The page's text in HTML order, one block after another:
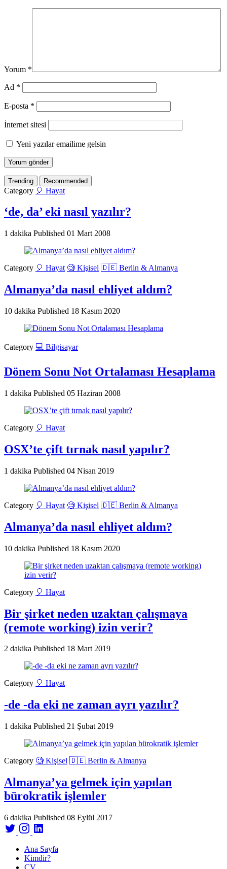
Yorum *
Ad *
E-posta *
İnternet sitesi
Yeni yazılar emailime gelsin
Trending Recommended
Category 🎈 Hayat
‘de, da’ eki nasıl yazılır?
1 dakika Published 01 Mart 2008
Category 🎈 Hayat 🧐 Kişisel 🇩🇪 Berlin & Almanya
Almanya’da nasıl ehliyet aldım?
10 dakika Published 18 Kasım 2020
Category 💻 Bilgisayar
Dönem Sonu Not Ortalaması Hesaplama
1 dakika Published 05 Haziran 2008
Category 🎈 Hayat
OSX’te çift tırnak nasıl yapılır?
1 dakika Published 04 Nisan 2019
Category 🎈 Hayat 🧐 Kişisel 🇩🇪 Berlin & Almanya
Almanya’da nasıl ehliyet aldım?
10 dakika Published 18 Kasım 2020
Category 🎈 Hayat
Bir şirket neden uzaktan çalışmaya
(remote working) izin verir?
2 dakika Published 18 Mart 2019
Category 🎈 Hayat
-de -da eki ne zaman ayrı yazılır?
1 dakika Published 21 Şubat 2019
Category 🧐 Kişisel 🇩🇪 Berlin & Almanya
Almanya’ya gelmek için yapılan
bürokratik işlemler
6 dakika Published 08 Eylül 2017
Ana Sayfa
Kimdir?
CV